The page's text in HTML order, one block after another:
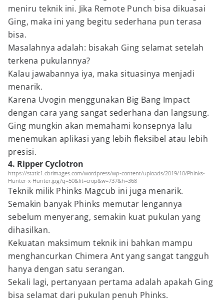
meniru teknik ini. Jika Remote Punch bisa dikuasai
Ging, maka ini yang begitu sederhana pun terasa
bisa.
Masalahnya adalah: bisakah Ging selamat setelah
terkena pukulannya?
Kalau jawabannya iya, maka situasinya menjadi
menarik.
Karena Uvogin menggunakan Big Bang Impact
dengan cara yang sangat sederhana dan langsung.
Ging mungkin akan memahami konsepnya lalu
menemukan aplikasi yang lebih fleksibel atau lebih
presisi.
4. Ripper Cyclotron
https://static1.cbrimages.com/wordpress/wp-content/uploads/2019/10/Phinks-
Hunter-x-Hunter.jpg?q=50&fit=crop&w=737&h=368
Teknik milik Phinks Magcub ini juga menarik.
Semakin banyak Phinks memutar lengannya
sebelum menyerang, semakin kuat pukulan yang
dihasilkan.
Kekuatan maksimum teknik ini bahkan mampu
menghancurkan Chimera Ant yang sangat tangguh
hanya dengan satu serangan.
Sekali lagi, pertanyaan pertama adalah apakah Ging
bisa selamat dari pukulan penuh Phinks.